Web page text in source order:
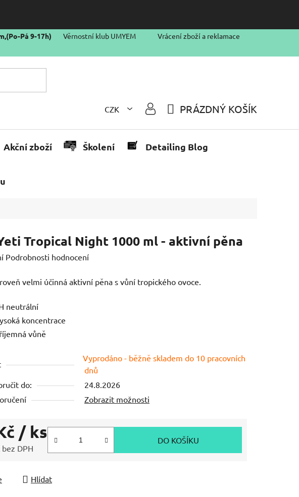
,(Po-Pá 9-17h) Věrnostní klub UMYEM
Vrácení zboží a reklamace
CZK
KOŠÍK
PRÁZDNÝ KOŠÍK
Akční zboží Školení Detailing Blog
Tropical Night 1000 ml - aktivní pěna
Podrobnosti hodnocení
velmi účinná aktivní pěna s vůní tropického ovoce.
neutrální
koncentrace
vůně
Vyprodáno - běžně skladem do 10 pracovních
dnů
do:
24.8.2026
Zobrazit možnosti
/ ks
DPH
DO KOŠÍKU
Hlídat